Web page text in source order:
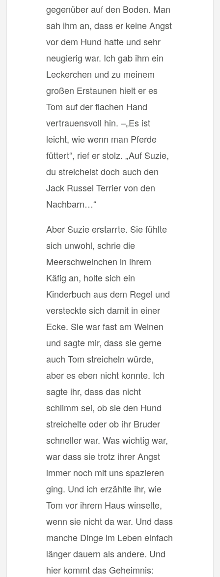
gegenüber auf den Boden. Man
sah ihm an, dass er keine Angst
vor dem Hund hatte und sehr
neugierig war. Ich gab ihm ein
Leckerchen und zu meinem
großen Erstaunen hielt er es
Tom auf der flachen Hand
vertrauensvoll hin. –„Es ist
leicht, wie wenn man Pferde
füttert“, rief er stolz. „Auf Suzie,
du streichelst doch auch den
Jack Russel Terrier von den
Nachbarn…“
Aber Suzie erstarrte. Sie fühlte
sich unwohl, schrie die
Meerschweinchen in ihrem
Käfig an, holte sich ein
Kinderbuch aus dem Regel und
versteckte sich damit in einer
Ecke. Sie war fast am Weinen
und sagte mir, dass sie gerne
auch Tom streicheln würde,
aber es eben nicht konnte. Ich
sagte ihr, dass das nicht
schlimm sei, ob sie den Hund
streichelte oder ob ihr Bruder
schneller war. Was wichtig war,
war dass sie trotz ihrer Angst
immer noch mit uns spazieren
ging. Und ich erzählte ihr, wie
Tom vor ihrem Haus winselte,
wenn sie nicht da war. Und dass
manche Dinge im Leben einfach
länger dauern als andere. Und
hier kommt das Geheimnis: